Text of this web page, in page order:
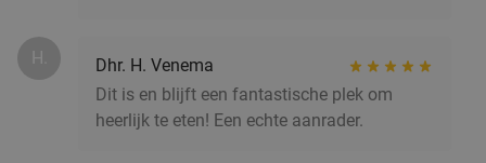
H.
Dhr. H. Venema
Dit is en blijft een fantastische plek om
heerlijk te eten! Een echte aanrader.